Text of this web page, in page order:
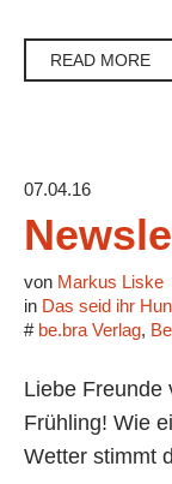
READ MORE
07.04.16
von Markus Liske
in Das seid ihr
# be.bra Verlag,
Liebe Freunde
Frühling! Wie
Wetter stimmt